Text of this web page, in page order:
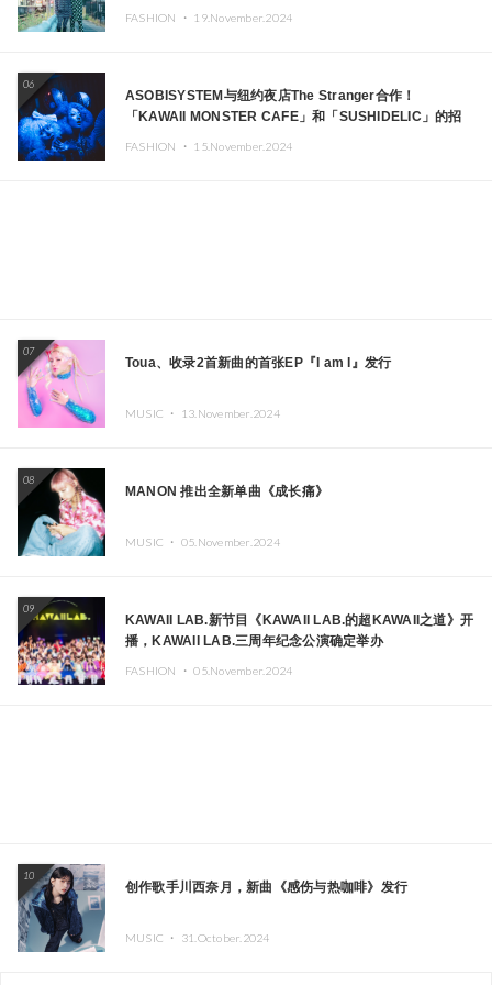
FASHION ・ 19.November.2024
06
ASOBISYSTEM与纽约夜店The Stranger合作！
「KAWAII MONSTER CAFE」和「SUSHIDELIC」的招
FASHION ・ 15.November.2024
07
Toua、收录2首新曲的首张EP『I am I』发行
MUSIC ・ 13.November.2024
08
MANON 推出全新单曲《成长痛》
MUSIC ・ 05.November.2024
09
KAWAII LAB.新节目《KAWAII LAB.的超KAWAII之道》开
播，KAWAII LAB.三周年纪念公演确定举办
FASHION ・05.November.2024
10
创作歌手川西奈月，新曲《感伤与热咖啡》发行
MUSIC ・ 31.October.2024